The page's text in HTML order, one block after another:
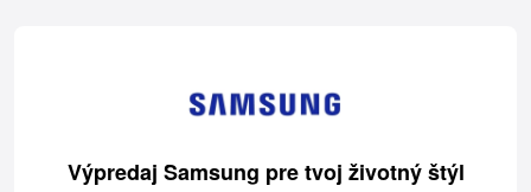
Výpredaj Samsung pre tvoj životný štýl